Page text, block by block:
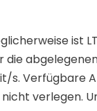
ist
s. Verfügbare
nicht verlegen.